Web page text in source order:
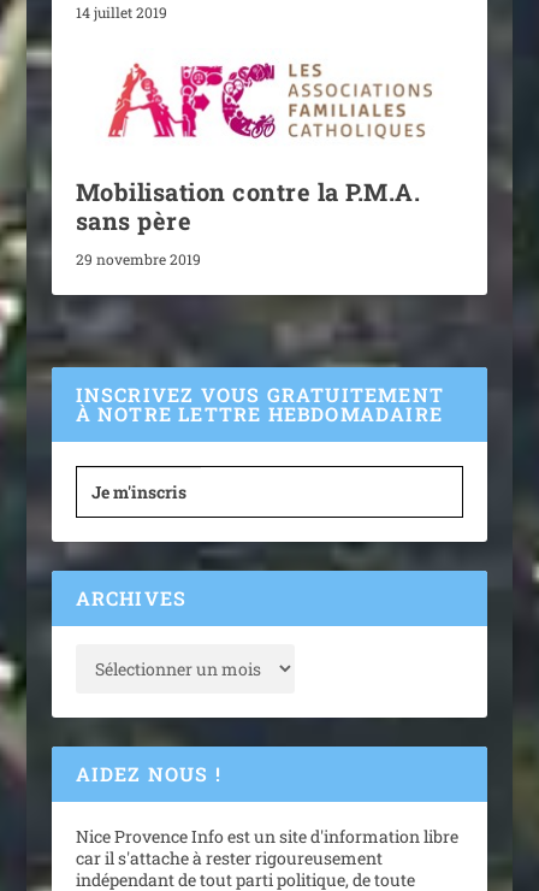
14 juillet 2019
Mobilisation contre la P.M.A.
sans père
29 novembre 2019
INSCRIVEZ VOUS GRATUITEMENT
À NOTRE LETTRE HEBDOMADAIRE
Je m'inscris
ARCHIVES
AIDEZ NOUS !
Nice Provence Info est un site d'information libre
car il s'attache à rester rigoureusement
indépendant de tout parti politique, de toute